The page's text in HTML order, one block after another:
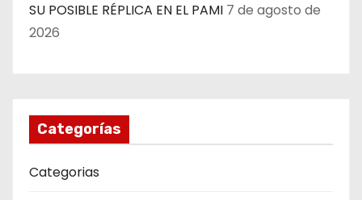
SU POSIBLE RÉPLICA EN EL PAMI 7 de agosto de
2026
Categorías
Categorias